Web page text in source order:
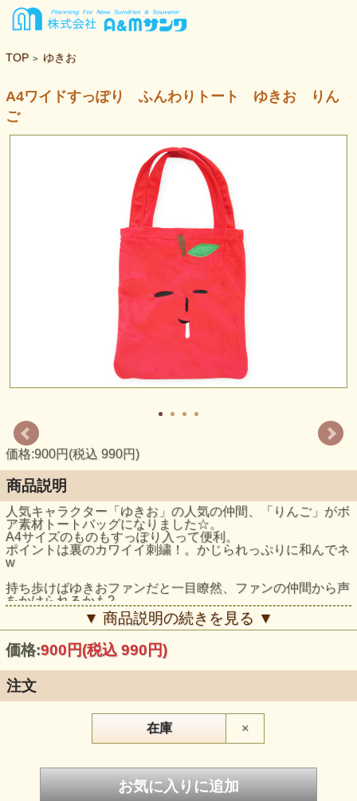
TOP > ゆきお
A4ワイドすっぽり ふんわりトート ゆきお りん
ご
価格:900円(税込 990円)
商品説明
人気キャラクター「ゆきお」の人気の仲間、「りんご」がボ
ア素材トートバッグになりました☆。
A4サイズのものもすっぽり入って便利。
ポイントは裏のカワイイ刺繍！。かじられっぷりに和んでネ
w
持ち歩けばゆきおファンだと一目瞭然、ファンの仲間から声
をかけられるかも?
他のゆきおグッズをぶら下げたり、中に入れて使ったりし
て、ゆきおワールドを楽しんでネ♪
【サイズ】約W350×H400(mm)
▼ 商品説明の続きを見る ▼
価格:900円(税込 990円)
注文
在庫 ×